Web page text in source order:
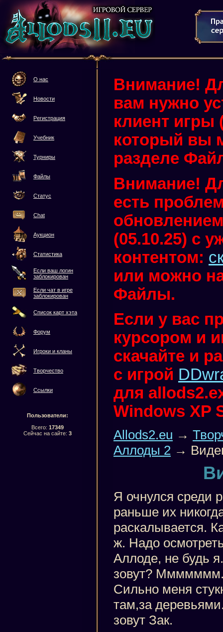
О нас
Новости
Регистрация
Учебник
Турниры
Файлы
Статус
Chat
Аукцион
Статистика
Если ваш логин
заблокирован
Если чат в игре
заблокирован
Список карт хэта
Форум
Игроки и кланы
Творчество
Ссылки
Пользователи:
Всего: 17349
Сейчас на сайте: 3
Внимание!
вам нужно
клиент игры
который вы
разделе
Внимание!
есть
(05.10.25) с
контентом:
или можно
Файлы.
Если у вас
курсором и
скачайте и
с игрой
для
Windows XP
Allods2.eu →
Аллоды 2 →
Я очнулся среди
раньше их
раскалывается.
ж. Надо
Аллоде, не будь
зовут? Ммммммм.
Сильно меня
там,за
зовут Зак.